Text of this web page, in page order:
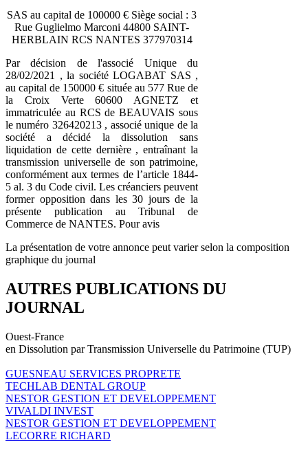
SAS au capital de 100000 € Siège social : 3
Rue Guglielmo Marconi 44800 SAINT-
HERBLAIN RCS NANTES 377970314
Par décision de l'associé Unique du
28/02/2021 , la société LOGABAT SAS ,
au capital de 150000 € située au 577 Rue de
la Croix Verte 60600 AGNETZ et
immatriculée au RCS de BEAUVAIS sous
le numéro 326420213 , associé unique de la
société a décidé la dissolution sans
liquidation de cette dernière , entraînant la
transmission universelle de son patrimoine,
conformément aux termes de l’article 1844-
5 al. 3 du Code civil. Les créanciers peuvent
former opposition dans les 30 jours de la
présente publication au Tribunal de
Commerce de NANTES. Pour avis
La présentation de votre annonce peut varier selon la composition
graphique du journal
AUTRES PUBLICATIONS DU
JOURNAL
Ouest-France
en Dissolution par Transmission Universelle du Patrimoine (TUP)
GUESNEAU SERVICES PROPRETE
TECHLAB DENTAL GROUP
NESTOR GESTION ET DEVELOPPEMENT
VIVALDI INVEST
NESTOR GESTION ET DEVELOPPEMENT
LECORRE RICHARD